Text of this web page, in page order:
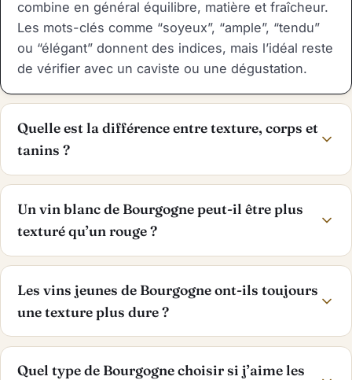
combine en général équilibre, matière et fraîcheur.
Les mots-clés comme “soyeux”, “ample”, “tendu”
ou “élégant” donnent des indices, mais l’idéal reste
de vérifier avec un caviste ou une dégustation.
Quelle est la différence entre texture, corps et
tanins ?
Un vin blanc de Bourgogne peut-il être plus
texturé qu’un rouge ?
Les vins jeunes de Bourgogne ont-ils toujours
une texture plus dure ?
Quel type de Bourgogne choisir si j’aime les